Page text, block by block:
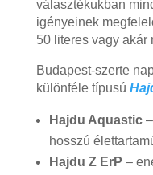
választékukban
igényeinek
50 literes vagy akár
Budapest-szerte
különféle típusú
Hajdu Aquastic–
hosszú
Hajdu Z ErP –